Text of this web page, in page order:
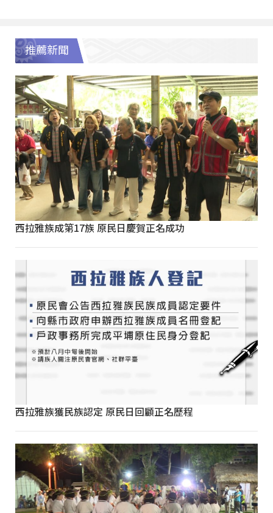
推薦新聞
西拉雅族成第17族 原民日慶賀正名成功
西拉雅族獲民族認定 原民日回顧正名歷程